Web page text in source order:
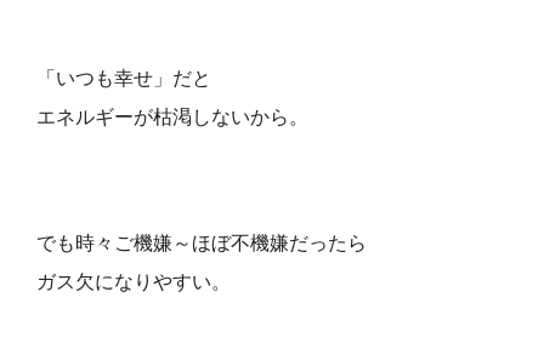
「いつも幸せ」だと
エネルギーが枯渇しないから。
でも時々ご機嫌～ほぼ不機嫌だったら
ガス欠になりやすい。